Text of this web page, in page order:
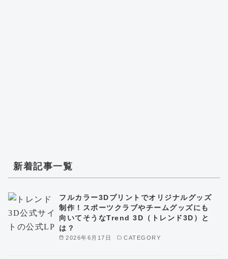
新着記事一覧
2026年6月17日 CATEGORY
フルカラー3Dプリントでオリジナルグッズ
制作！スポーツクラブやチームグッズにも
向いてそうなTrend 3D（トレンド3D）と
は？